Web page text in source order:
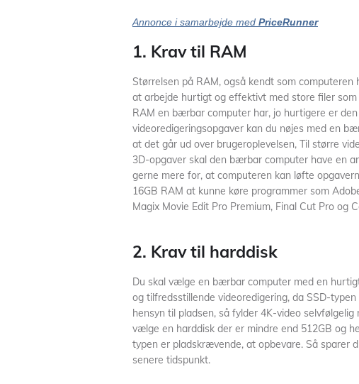
Annonce i samarbejde med PriceRunner
1. Krav til RAM
Størrelsen på RAM, også kendt som
at arbejde hurtigt og effektivt med store filer
RAM en bærbar computer har, jo hurtigere er
videoredigeringsopgaver kan du nøjes med en
at det går ud over brugeroplevelsen, Til større
3D-opgaver skal den bærbar computer have en
gerne mere for, at computeren kan løfte
16GB RAM at kunne køre programmer som
Magix Movie Edit Pro Premium, Final Cut Pro og
2. Krav til harddisk
Du skal vælge en bærbar computer med en
og tilfredsstillende videoredigering, da SSD-
hensyn til pladsen, så fylder 4K-video
vælge en harddisk der er mindre end 512GB og
typen er pladskrævende, at opbevare. Så sparer
senere tidspunkt.